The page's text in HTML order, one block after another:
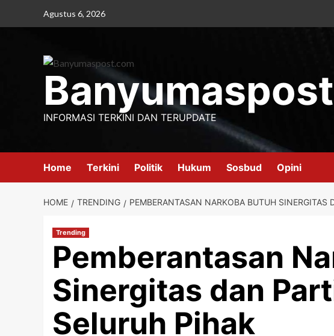
Agustus 6, 2026
INFORMASI TERKINI DAN TERUPDATE
Home Terkini Politik Hukum Sosbud Opini
HOME TRENDING PEMBERANTASAN NARKOBA BUTUH SINERGITAS
Trending
Pemberantasan
Sinergitas dan
Seluruh Pihak